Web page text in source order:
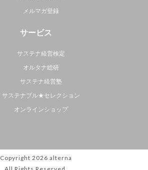
メルマガ登録
サービス
サステナ経営検定
オルタナ総研
サステナ経営塾
サステナブル★セレクション
オンラインショップ
Copyright 2026 alterna